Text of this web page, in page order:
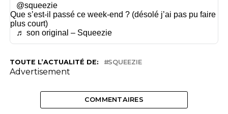
@squeezie
Que s’est-il passé ce week-end ? (désolé j’ai pas pu faire
plus court)
♬ son original – Squeezie
TOUTE L’ACTUALITÉ DE: SQUEEZIE
Advertisement
COMMENTAIRES